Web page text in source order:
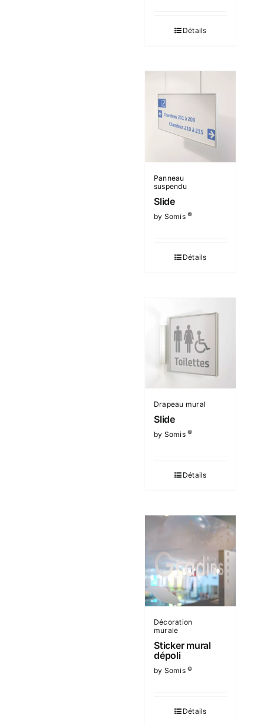
Détails
Panneau
suspendu
Slide
by Somis©
Détails
Drapeau mural
Slide
by Somis©
Détails
Décoration
murale
Sticker mural
dépoli
by Somis©
Détails